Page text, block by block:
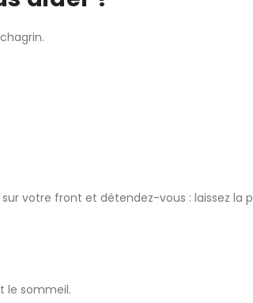
votre front et détendez-vous : laissez la
le sommeil.